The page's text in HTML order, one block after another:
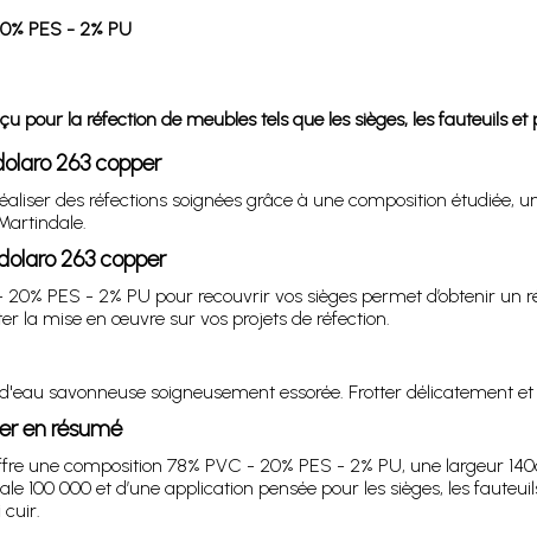
PES - 2% PU
pour la réfection de meubles tels que les sièges, les fauteuils et
263 copper
des réfections soignées grâce à une composition étudiée,
263 copper
PES - 2% PU pour recouvrir vos sièges permet d’obtenir
la mise en œuvre sur vos projets de réfection.
savonneuse soigneusement essorée. Frotter délicatement
en résumé
une composition 78% PVC - 20% PES - 2% PU, une largeur
100 000 et d’une application pensée pour les sièges, les
cuir.